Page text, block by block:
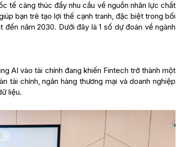
tế càng thúc đẩy nhu cầu về nguồn nhân lực chất
bạn trẻ tạo lợi thế cạnh tranh, đặc biệt trong bối
năm 2030. Dưới đây là 1 số dự đoán về ngành
AI vào tài chính đang khiến Fintech trở thành một
tài chính, ngân hàng thương mại và doanh nghiệp
liệu.